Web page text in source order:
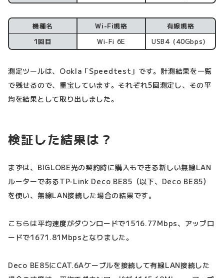
機種名 Wi-Fi規格
有線規格
1回目
Wi-Fi 6E USB4（40Gbps）
測定ツールは、Ookla「Speedtest」です。計測結果を一覧
で残せるので、重宝しています。それぞれ5回測定し、その平
均を結果として取り出しました。
検証した結果は？
まずは、BIGLOBE光の契約時に購入もできる新しい無線LAN
ルーターであるTP-Link Deco BE85（以下、Deco BE85）
を使い、無線LAN接続した場合の結果です。
こちらは平均速度がダウンロードで1516.77Mbps、アップロ
ードで1671.81Mbpsとなりました。
Deco BE85にCAT.6Aケーブルを接続して有線LAN接続した